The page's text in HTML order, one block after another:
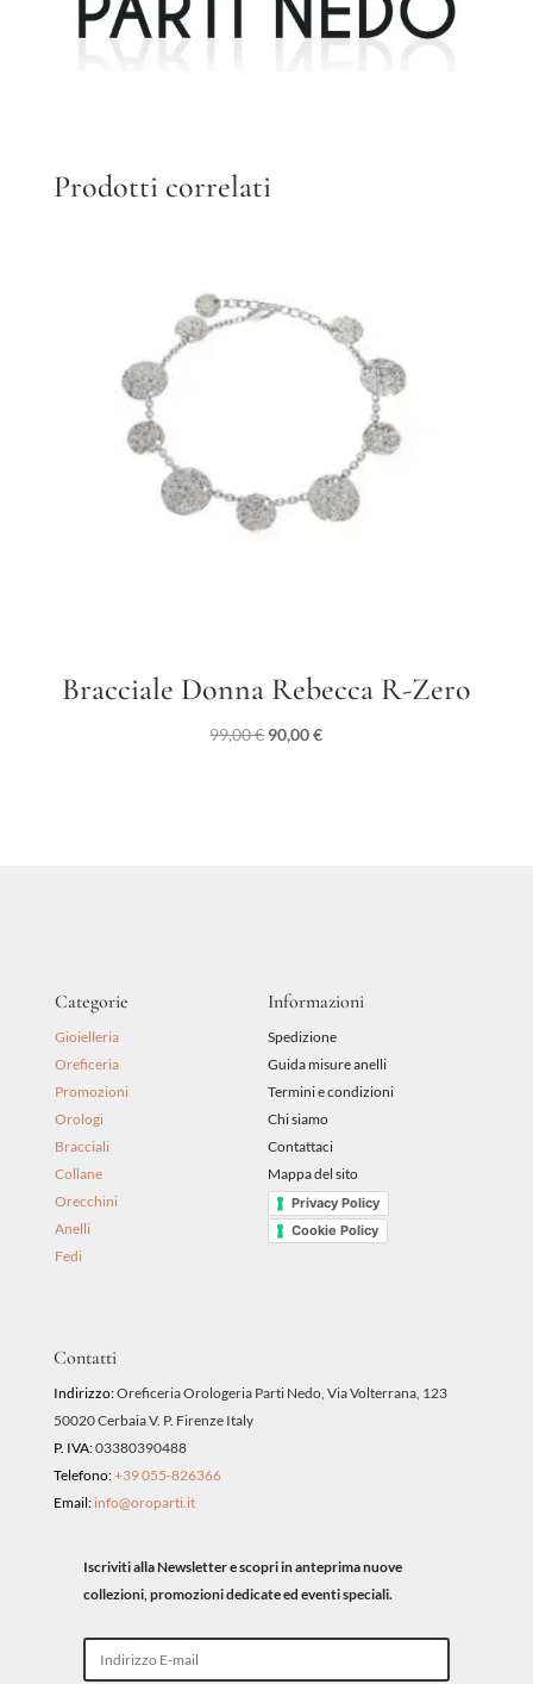
Prodotti correlati
Bracciale Donna Rebecca R-Zero
99,00€ Il
90,00€Il
Categorie
Gioielleria
Oreficeria
Promozioni
Orologi
Bracciali
Collane
Orecchini
Anelli
Fedi
Informazioni
Spedizione
Guida misure anelli
Termini e condizioni
Chi siamo
Contattaci
Mappa del sito
Privacy Policy
Cookie Policy
Contatti
Indirizzo:Oreficeria Orologeria Parti Nedo, Via Volterrana, 123
50020 Cerbaia V. P. Firenze Italy
P. IVA:03380390488
Telefono:+39 055-826366
Email: info@oroparti.it
Iscriviti alla Newsletter e scopri in anteprima nuove
collezioni, promozioni dedicate ed eventi speciali.